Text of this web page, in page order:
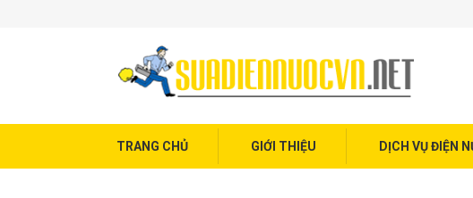
TRANG CHỦ GIỚI THIỆU DỊCH VỤ ĐIỆN